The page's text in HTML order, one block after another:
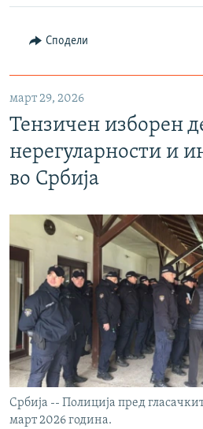
Сподели
март 29, 2026
Тензичен изборен
нерегуларности и
во Србија
Србија -- Полиција пред
март 2026 година.